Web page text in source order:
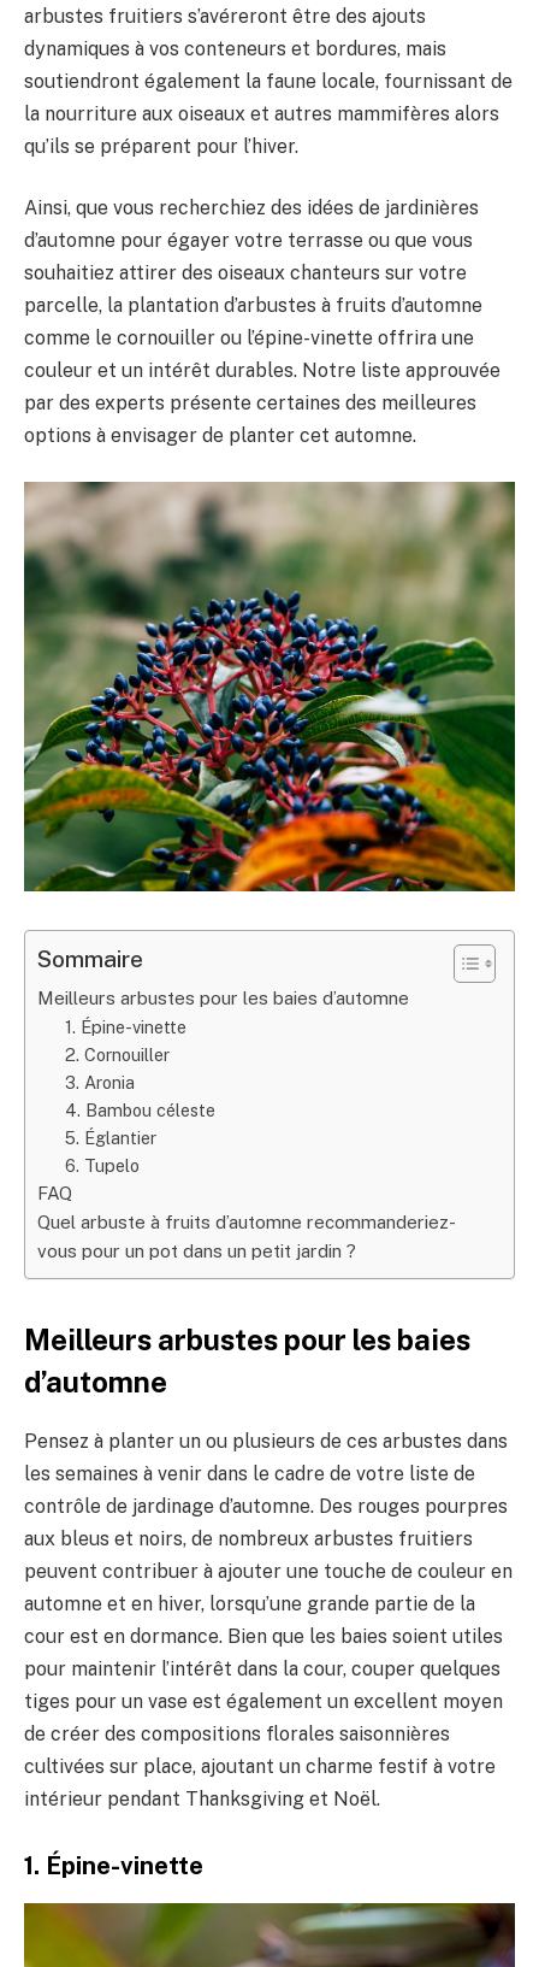
arbustes fruitiers s’avéreront être des ajouts
dynamiques à vos conteneurs et bordures, mais
soutiendront également la faune locale, fournissant de
la nourriture aux oiseaux et autres mammifères alors
qu’ils se préparent pour l’hiver.
Ainsi, que vous recherchiez des idées de jardinières
d’automne pour égayer votre terrasse ou que vous
souhaitiez attirer des oiseaux chanteurs sur votre
parcelle, la plantation d’arbustes à fruits d’automne
comme le cornouiller ou l’épine-vinette offrira une
couleur et un intérêt durables. Notre liste approuvée
par des experts présente certaines des meilleures
options à envisager de planter cet automne.
Sommaire
Meilleurs arbustes pour les baies d’automne
1. Épine-vinette
2. Cornouiller
3. Aronia
4. Bambou céleste
5. Églantier
6. Tupelo
FAQ
Quel arbuste à fruits d’automne recommanderiez-
vous pour un pot dans un petit jardin ?
Meilleurs arbustes pour les baies
d’automne
Pensez à planter un ou plusieurs de ces arbustes dans
les semaines à venir dans le cadre de votre liste de
contrôle de jardinage d’automne. Des rouges pourpres
aux bleus et noirs, de nombreux arbustes fruitiers
peuvent contribuer à ajouter une touche de couleur en
automne et en hiver, lorsqu’une grande partie de la
cour est en dormance. Bien que les baies soient utiles
pour maintenir l’intérêt dans la cour, couper quelques
tiges pour un vase est également un excellent moyen
de créer des compositions florales saisonnières
cultivées sur place, ajoutant un charme festif à votre
intérieur pendant Thanksgiving et Noël.
1. Épine-vinette